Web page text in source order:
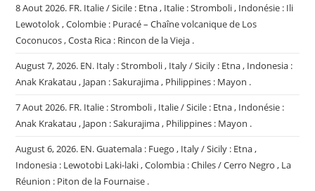
8 Aout 2026. FR. Italie / Sicile : Etna , Italie : Stromboli , Indonésie : Ili
Lewotolok , Colombie : Puracé – Chaîne volcanique de Los
Coconucos , Costa Rica : Rincon de la Vieja .
August 7, 2026. EN. Italy : Stromboli , Italy / Sicily : Etna , Indonesia :
Anak Krakatau , Japan : Sakurajima , Philippines : Mayon .
7 Aout 2026. FR. Italie : Stromboli , Italie / Sicile : Etna , Indonésie :
Anak Krakatau , Japon : Sakurajima , Philippines : Mayon .
August 6, 2026. EN. Guatemala : Fuego , Italy / Sicily : Etna ,
Indonesia : Lewotobi Laki-laki , Colombia : Chiles / Cerro Negro , La
Réunion : Piton de la Fournaise .